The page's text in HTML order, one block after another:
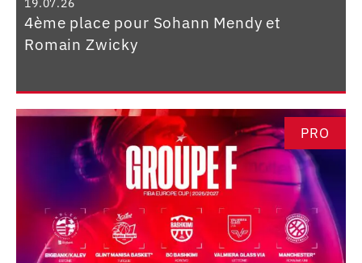
4ème place pour Sohann Mendy et
Romain Zwicky
PRO